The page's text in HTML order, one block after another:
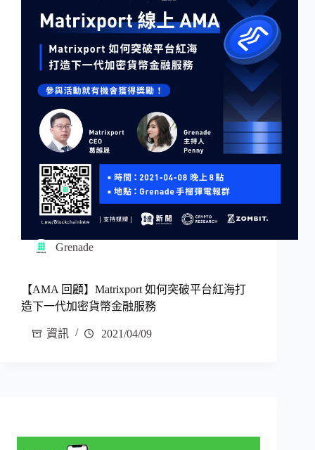
Grenade
【AMA 回顧】Matrixport 如何突破平台紅海打
造下一代加密貨幣金融服務
資訊 2021/04/09